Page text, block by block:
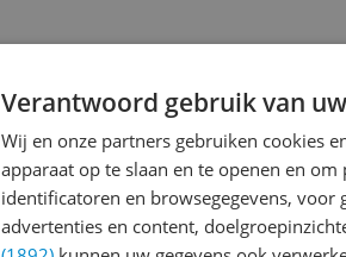
Verantwoord gebruik van
Wij en onze partners gebruiken cookies
apparaat op te slaan en te openen en
identificatoren en browsegegevens, voor
advertenties en content,